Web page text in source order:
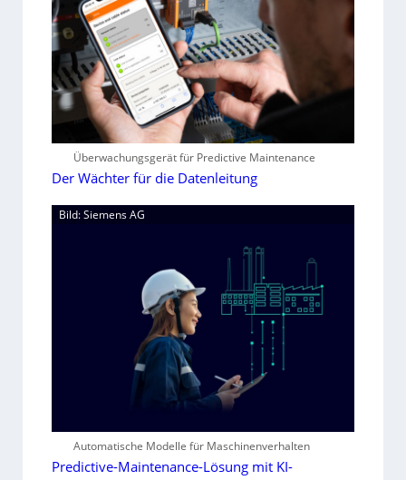
Überwachungsgerät für Predictive Maintenance
Der Wächter für die Datenleitung
Bild: Siemens AG
Automatische Modelle für Maschinenverhalten
Predictive-Maintenance-Lösung mit KI-